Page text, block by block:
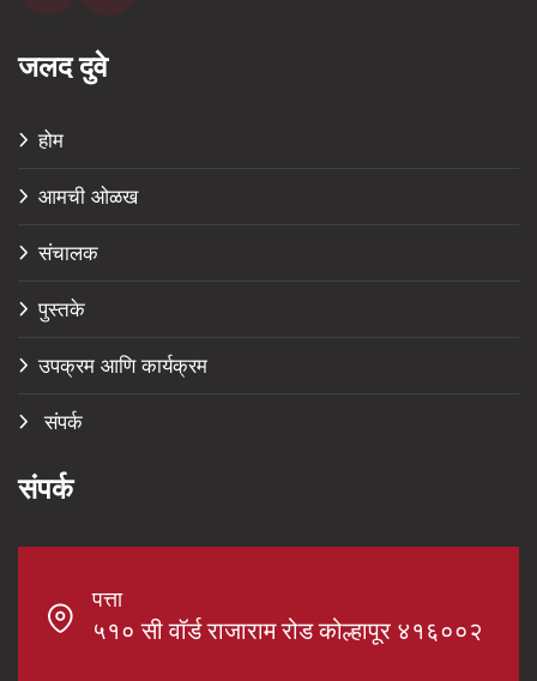
जलद दुवे
होम
आमची ओळख
संचालक
पुस्तके
उपक्रम आणि कार्यक्रम
संपर्क
संपर्क
पत्ता
५१० सी वॉर्ड राजाराम रोड कोल्हापूर ४१६००२